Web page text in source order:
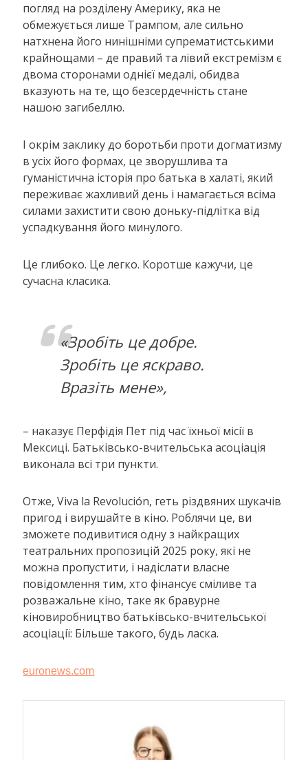
погляд на розділену Америку, яка не
обмежується лише Трампом, але сильно
натхнена його нинішніми супрематистськими
крайнощами – де правий та лівий екстремізм є
двома сторонами однієї медалі, обидва
вказують на те, що безсердечність стане
нашою загибеллю.
І окрім заклику до боротьби проти догматизму
в усіх його формах, це зворушлива та
гуманістична історія про батька в халаті, який
переживає жахливий день і намагається всіма
силами захистити свою доньку-підлітка від
успадкування його минулого.
Це глибоко. Це легко. Коротше кажучи, це
сучасна класика.
«Зробіть це добре.
Зробіть це яскраво.
Вразіть мене»,
– наказує Перфідія Пет під час їхньої місії в
Мексиці. Батьківсько-вчительська асоціація
виконала всі три пункти.
Отже, Viva la Revolución, геть різдвяних шукачів
пригод і вирушайте в кіно. Роблячи це, ви
зможете подивитися одну з найкращих
театральних пропозицій 2025 року, які не
можна пропустити, і надіслати власне
повідомлення тим, хто фінансує сміливе та
розважальне кіно, таке як бравурне
кіновиробництво батьківсько-вчительської
асоціації: Більше такого, будь ласка.
euronews.com